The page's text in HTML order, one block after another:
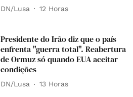
DN/Lusa 12 Horas
Presidente do Irão diz que o país
enfrenta "guerra total". Reabertura
de Ormuz só quando EUA aceitar
condições
DN/Lusa 13 Horas